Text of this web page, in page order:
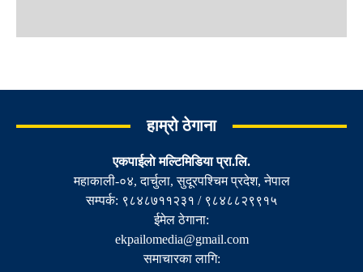
हाम्रो ठेगाना
एकपाईलाे मल्टिमिडिया प्रा.लि.
महाकाली-०४, दार्चुला, सुदूरपश्चिम प्रदेश, नेपाल
सम्पर्क: ९८४८७११२३१ / ९८४८८२९९१५
ईमेल ठेगाना:
ekpailomedia@gmail.com
समाचारका लागि: